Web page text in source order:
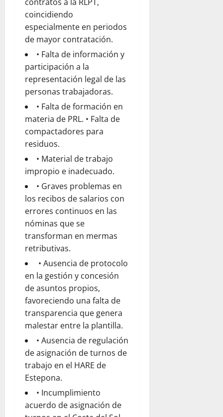
coincidiendo
especialmente en periodos
de mayor contratación.
• Falta de información y
participación a la
representación legal de las
personas trabajadoras.
• Falta de formación en
materia de PRL. • Falta de
compactadores para
residuos.
• Material de trabajo
impropio e inadecuado.
• Graves problemas en
los recibos de salarios con
errores continuos en las
nóminas que se
transforman en mermas
retributivas.
• Ausencia de protocolo
en la gestión y concesión
de asuntos propios,
favoreciendo una falta de
transparencia que genera
malestar entre la plantilla.
• Ausencia de regulación
de asignación de turnos de
trabajo en el HARE de
Estepona.
• Incumplimiento
acuerdo de asignación de